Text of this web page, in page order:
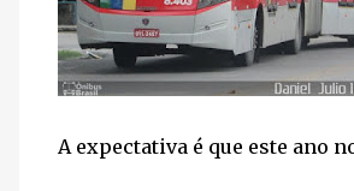
A expectativa é que este ano